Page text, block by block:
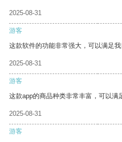
2025-08-31
游客
这款软件的功能非常强大，可以满足我
2025-08-31
游客
这款app的商品种类非常丰富，可以满
2025-08-31
游客